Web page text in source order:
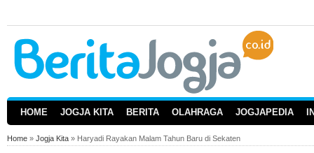
HOME JOGJA KITA BERITA OLAHRAGA JOGJAPEDIA
Home » Jogja Kita » Haryadi Rayakan Malam Tahun Baru di Sekaten